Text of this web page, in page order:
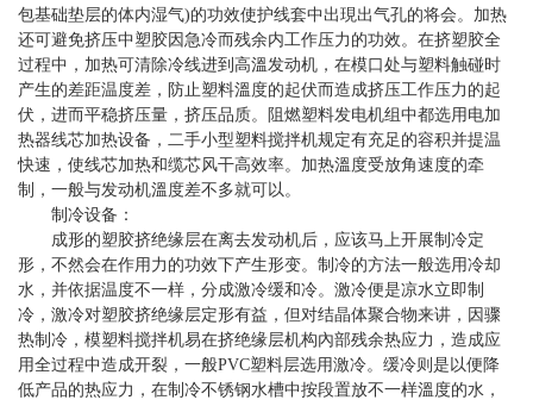
包基础垫层的体内湿气)的功效使护线套中出現出气孔的将会。加热
还可避免挤压中塑胶因急冷而残余内工作压力的功效。在挤塑胶全
过程中，加热可清除冷线进到高溫发动机，在模口处与塑料触碰时
产生的差距温度差，防止塑料溫度的起伏而造成挤压工作压力的起
伏，进而平稳挤压量，挤压品质。阻燃塑料发电机组中都选用电加
热器线芯加热设备，二手小型塑料搅拌机规定有充足的容积并提温
快速，使线芯加热和缆芯风干高效率。加热溫度受放角速度的牵
制，一般与发动机溫度差不多就可以。
制冷设备：
成形的塑胶挤绝缘层在离去发动机后，应该马上开展制冷定
形，不然会在作用力的功效下产生形变。制冷的方法一般选用冷却
水，并依据温度不一样，分成激冷缓和冷。激冷便是凉水立即制
冷，激冷对塑胶挤绝缘层定形有益，但对结晶体聚合物来讲，因骤
热制冷，模塑料搅拌机易在挤绝缘层机构內部残余热应力，造成应
用全过程中造成开裂，一般PVC塑料层选用激冷。缓冷则是以便降
低产品的热应力，在制冷不锈钢水槽中按段置放不一样溫度的水，